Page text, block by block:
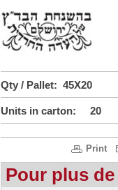
Qty / Pallet: 45X20
Units in carton: 20
Print
Pour plus